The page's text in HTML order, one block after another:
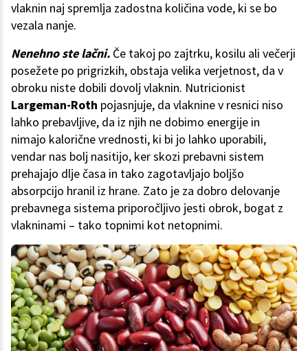
vlaknin naj spremlja zadostna količina vode, ki se bo
vezala nanje.
Nenehno ste lačni. Če takoj po zajtrku, kosilu ali večerji
posežete po prigrizkih, obstaja velika verjetnost, da v
obroku niste dobili dovolj vlaknin. Nutricionist
Largeman-Roth pojasnjuje, da vlaknine v resnici niso
lahko prebavljive, da iz njih ne dobimo energije in
nimajo kalorične vrednosti, ki bi jo lahko uporabili,
vendar nas bolj nasitijo, ker skozi prebavni sistem
prehajajo dlje časa in tako zagotavljajo boljšo
absorpcijo hranil iz hrane. Zato je za dobro delovanje
prebavnega sistema priporočljivo jesti obrok, bogat z
vlakninami – tako topnimi kot netopnimi.